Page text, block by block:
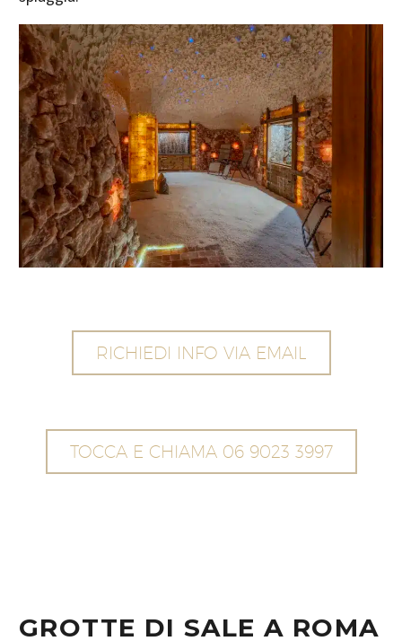
RICHIEDI INFO VIA EMAIL
TOCCA E CHIAMA 06 9023 3997
GROTTE DI SALE A ROMA